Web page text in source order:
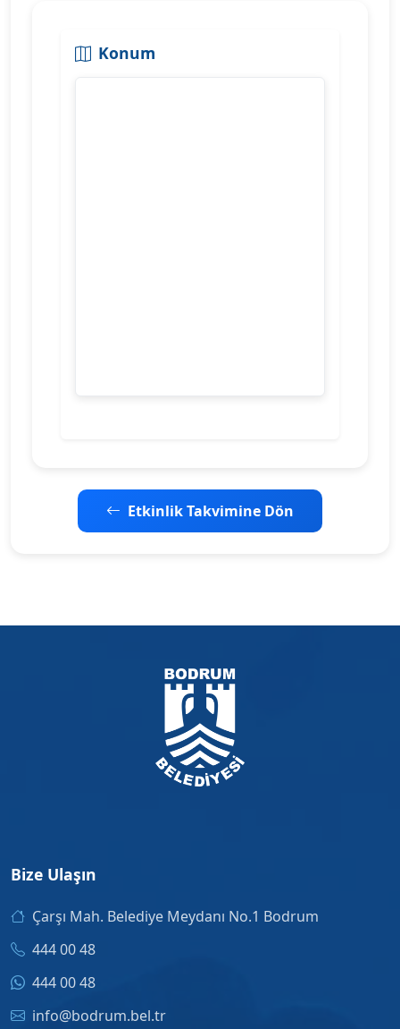
Konum
Etkinlik Takvimine Dön
Bize Ulaşın
Çarşı Mah. Belediye Meydanı No.1 Bodrum
444 00 48
444 00 48
info@bodrum.bel.tr